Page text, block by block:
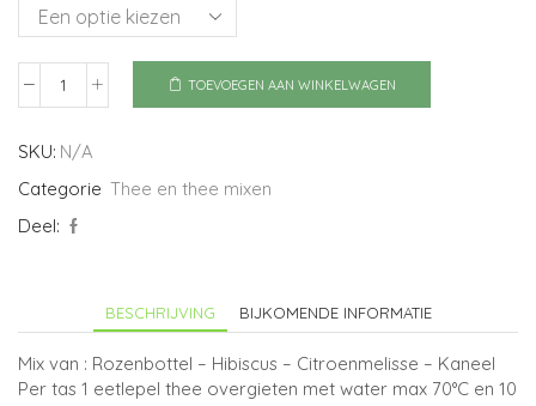
Vit-
Explosie
TOEVOEGEN AAN WINKELWAGEN
SKU: N/A
Categorie Thee en thee mixen
Deel:
BESCHRIJVING BIJKOMENDE INFORMATIE
Mix van : Rozenbottel – Hibiscus – Citroenmelisse – Kaneel
Per tas 1 eetlepel thee overgieten met water max 70°C en 10